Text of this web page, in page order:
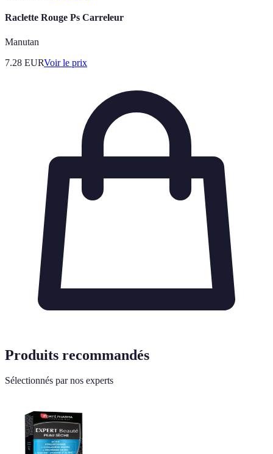
Raclette Rouge Ps Carreleur
Manutan
7.28 EURVoir le prix
Produits recommandés
Sélectionnés par nos experts